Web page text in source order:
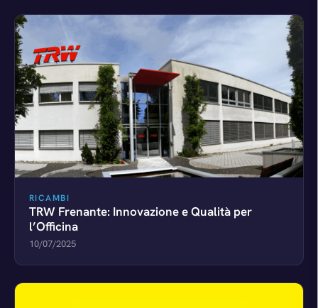
RICAMBI
TRW Frenante: Innovazione e Qualità per
l’Officina
10/07/2025